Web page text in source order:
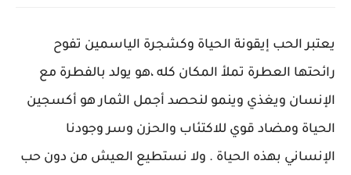
يعتبر الحب إيقونة الحياة وكشجرة الياسمين تفوح
رائحتها العطرة تملأ المكان كله ،هو يولد بالفطرة مع
الإنسان ويغذي وينمو لنحصد أجمل الثمار هو أكسجين
الحياة ومضاد قوي للاكتئاب والحزن وسر وجودنا
الإنساني بهذه الحياة . ولا نستطيع العيش من دون حب